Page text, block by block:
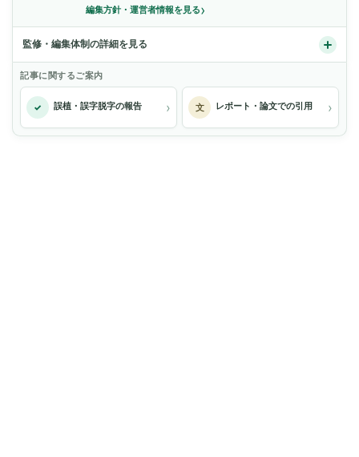
編集方針・運営者情報を見る›
監修・編集体制の詳細を見る
記事に関するご案内
✓ 誤植・誤字脱字の報告 › 文 レポート・論文での引用 ›